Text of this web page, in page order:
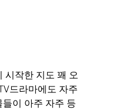
시작한 지도 꽤 오
드라마에도 자주
이 아주 자주 등